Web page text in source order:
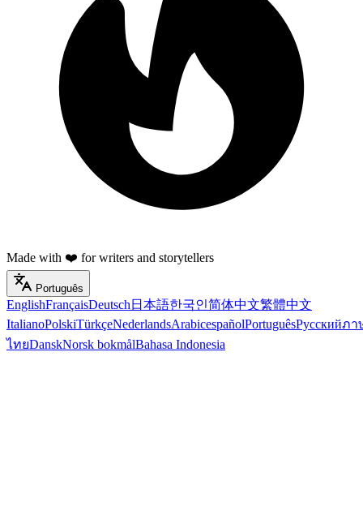
Made with ❤️ for writers and storytellers
Português
EnglishFrançaisDeutsch 日本語한국인简体中文繁體中文
ItalianoPolskiTürkçeNederlandsArabicespañolPortuguêsРусскийภา
ไทยDanskNorsk bokmålBahasa Indonesia